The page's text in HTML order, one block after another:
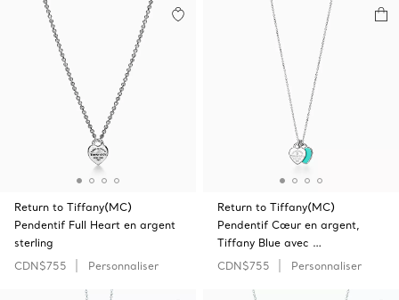
Return to Tiffany(MC)
Pendentif Full Heart en argent
sterling
CDN$755
Personnaliser
Return to Tiffany(MC)
Pendentif Cœur en argent,
Tiffany Blue avec …
CDN$755
Personnaliser